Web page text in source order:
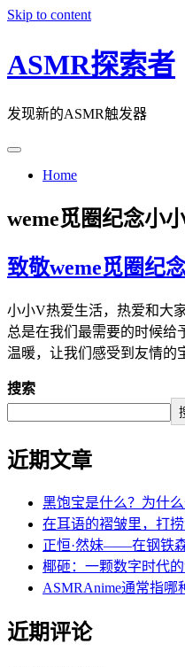
Skip to content
ASMR探索者
发现新的ASMR触发器
Home
weme觅圈纪念小
致敬weme觅圈纪
小小V热爱生活，热爱和大
总是在我们最需要的时候给
温暖，让我们感受到友情的
搜索
近期文章
黑饱宝是什么？为什
在耳语的褶皱里，打
正恒·然妹——在钢铁
椰砸：一颗数字时代
ASMRAnime通常指哪
近期评论